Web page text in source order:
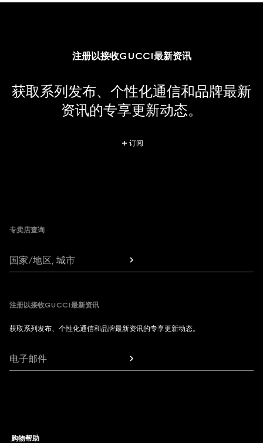
注册以接收GUCCI最新资讯
获取系列发布、个性化通信和品牌最新
资讯的专享更新动态。
订阅
专卖店查询
国家/地区, 城市
注册以接收GUCCI最新资讯
获取系列发布、个性化通信和品牌最新资讯的专享更新动态。
电子邮件
购物帮助